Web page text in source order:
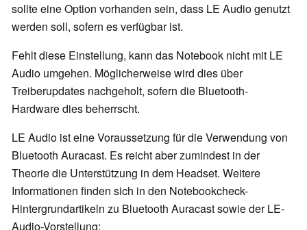
sollte eine Option vorhanden sein, dass LE Audio genutzt
werden soll, sofern es verfügbar ist.
Fehlt diese Einstellung, kann das Notebook nicht mit LE
Audio umgehen. Möglicherweise wird dies über
Treiberupdates nachgeholt, sofern die Bluetooth-
Hardware dies beherrscht.
LE Audio ist eine Voraussetzung für die Verwendung von
Bluetooth Auracast. Es reicht aber zumindest in der
Theorie die Unterstützung in dem Headset. Weitere
Informationen finden sich in den Notebookcheck-
Hintergrundartikeln zu Bluetooth Auracast sowie der LE-
Audio-Vorstellung: